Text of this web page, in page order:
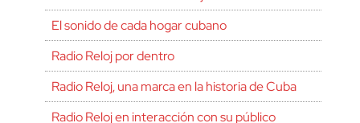
El sonido de cada hogar cubano
Radio Reloj por dentro
Radio Reloj, una marca en la historia de Cuba
Radio Reloj en interacción con su público